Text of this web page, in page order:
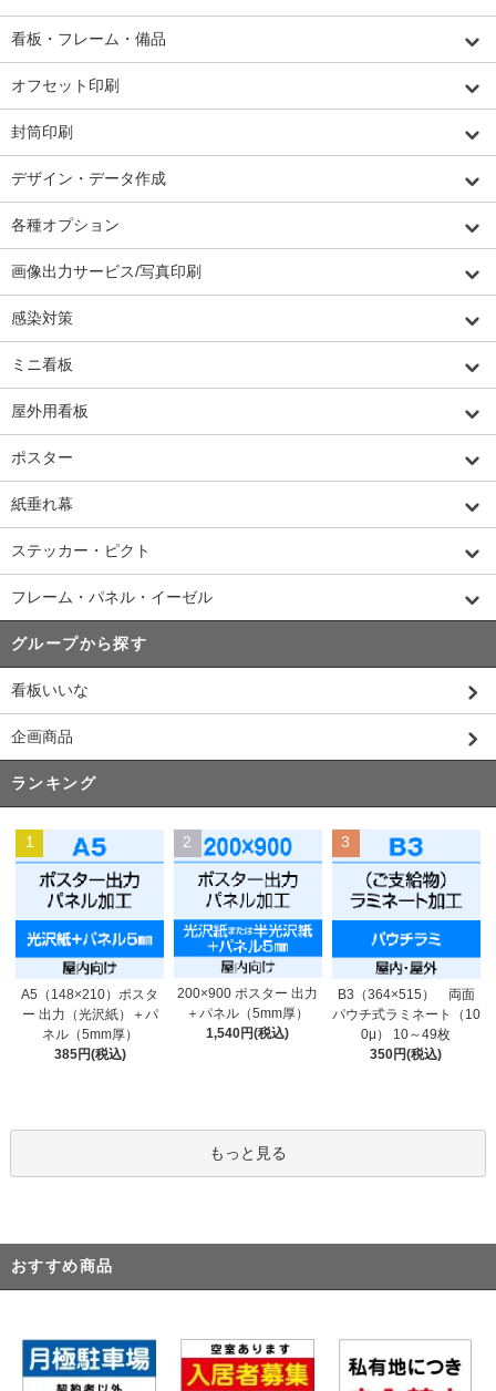
看板・フレーム・備品
オフセット印刷
封筒印刷
デザイン・データ作成
各種オプション
画像出力サービス/写真印刷
感染対策
ミニ看板
屋外用看板
ポスター
紙垂れ幕
ステッカー・ピクト
フレーム・パネル・イーゼル
グループから探す
看板いいな
企画商品
ランキング
1
A5（148×210）ポスタ
ー 出力（光沢紙）＋パ
ネル（5mm厚）
385円(税込)
2
200×900 ポスター 出力
＋パネル（5mm厚）
1,540円(税込)
3
B3（364×515） 両面
パウチ式ラミネート（10
0μ） 10～49枚
350円(税込)
もっと見る
おすすめ商品